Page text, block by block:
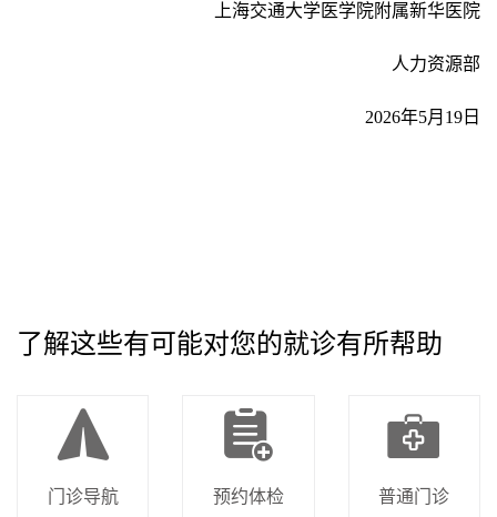
上海交通大学医学院附属新华医院
人力资源部
2026年5月19日
了解这些有可能对您的就诊有所帮助
门诊导航 预约体检 普通门诊